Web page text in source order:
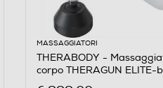
MASSAGGIATORI
THERABODY -
corpo THERAGUN ELITE-